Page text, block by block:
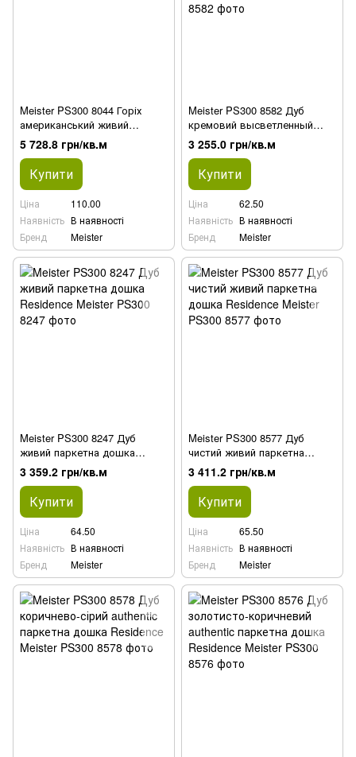
Meister PS300 8044 Горіх
американський живий
паркетна дошка Residence
5 728.8 грн/кв.м
Купити
Ціна
110.00
Наявність В наявності
Бренд
Meister
Meister PS300 8582 Дуб
кремовий высветленный
живий паркетна дошка
Residence
3 255.0 грн/кв.м
Купити
Ціна
62.50
Наявність В наявності
Бренд
Meister
Meister PS300 8247 Дуб
живий паркетна дошка
Residence
3 359.2 грн/кв.м
Купити
Ціна
64.50
Наявність В наявності
Бренд
Meister
Meister PS300 8577 Дуб
чистий живий паркетна
дошка Residence
3 411.2 грн/кв.м
Купити
Ціна
65.50
Наявність В наявності
Бренд
Meister